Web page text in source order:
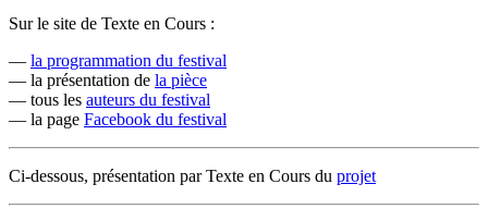
Sur le site de Texte en Cours :
— la programmation du festival
— la présentation de la pièce
— tous les auteurs du festival
— la page Facebook du festival
Ci-dessous, présentation par Texte en Cours du projet